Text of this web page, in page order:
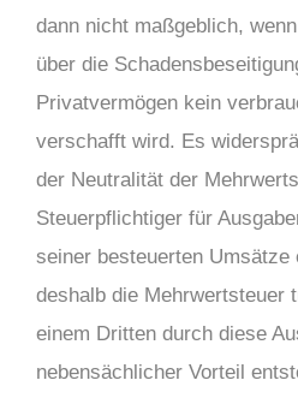
dann nicht maßgeblich,
über die
Privatvermögen kein
verschafft wird. Es
der Neutralität der
Steuerpflichtiger für
seiner besteuerten Umsätze
deshalb die Mehrwertsteuer
einem Dritten durch diese
nebensächlicher Vorteil